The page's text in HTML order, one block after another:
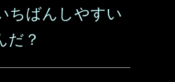
ちばんしやすい
だ？